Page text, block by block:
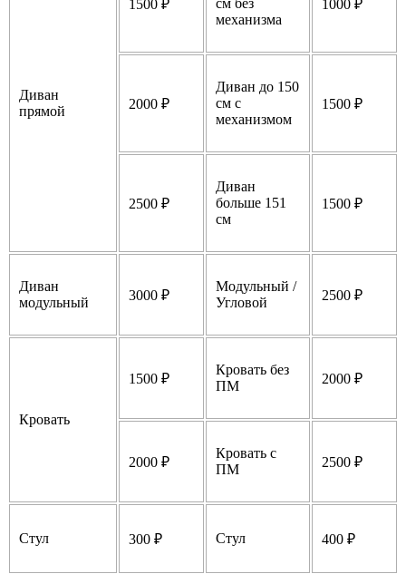
Диван
прямой
1500 ₽
механизма
1000 ₽
2000 ₽
Диван до 150
см с
механизмом
1500 ₽
2500 ₽
Диван
больше 151
см
1500 ₽
Диван
модульный
3000 ₽
Модульный /
Угловой
2500 ₽
Кровать
1500 ₽
Кровать без
ПМ
2000 ₽
2000 ₽
Кровать с
ПМ
2500 ₽
Стул 300 ₽ Стул 400 ₽